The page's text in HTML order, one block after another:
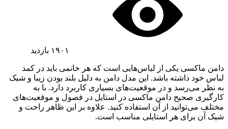
۱۹۰۱ بازدید
دامن ماکسی یکی از لباس‌هایی است که هر خانمی باید در کمد
لباس خود داشته باشد. این مدل دامن به دلیل بلند بودن زیبا و شیک
به نظر می‌رسد و در موقعیت‌های بسیاری کاربرد دارد. با به
کارگیری صحیح دامن ماکسی در استایل در فصول و موقعیت‌های
مختلف می‌توانید از آن استفاده کنید. علاوه بر این ظاهر راحت و
شیک آن برای هر استایلی مناسب است.